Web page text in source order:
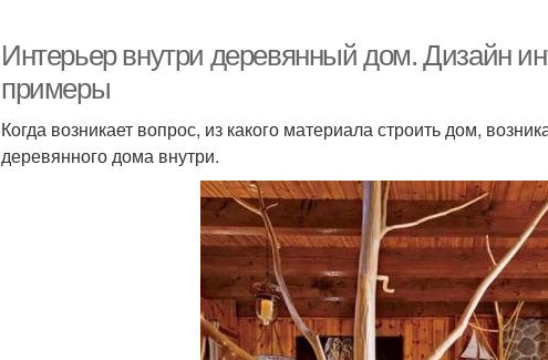
Интерьер внутри деревянный дом. Дизайн
примеры
Когда возникает вопрос, из какого материала строить дом,
деревянного дома внутри.